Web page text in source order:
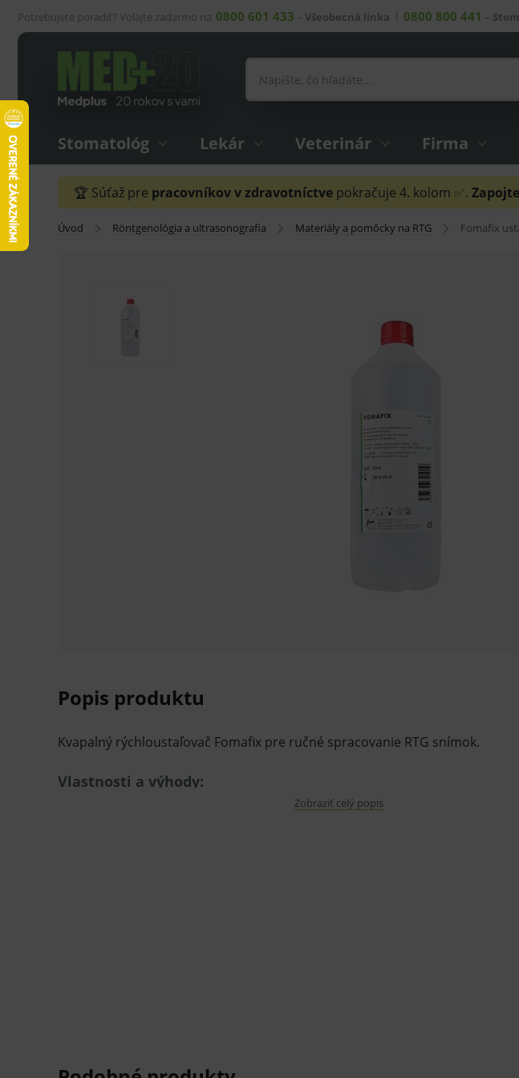
Potrebujete poradiť? Volajte zadarmo na 0800 601 433 – Všeobecná linka 0800 800 441 –
Stomatológ Lekár Veterinár Firma
🏆 Súťaž pre pracovníkov v zdravotníctve pokračuje 4. kolom ✅.
Úvod Röntgenológia a ultrasonografia Materiály a pomôcky na RTG Fomafix
Popis produktu
Kvapalný rýchloustaľovač Fomafix pre ručné spracovanie RTG snímok.
Vlastnosti a výhody:
Zobraziť celý popis